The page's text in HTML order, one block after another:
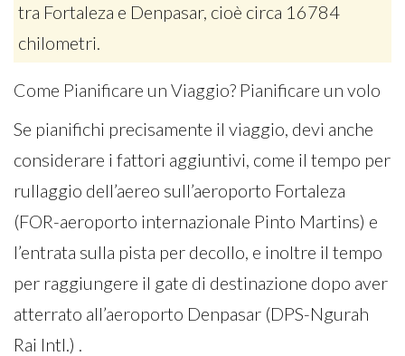
tra Fortaleza e Denpasar, cioè circa 16784
chilometri.
Come Pianificare un Viaggio? Pianificare un volo
Se pianifichi precisamente il viaggio, devi anche
considerare i fattori aggiuntivi, come il tempo per
rullaggio dell’aereo sull’aeroporto Fortaleza
(FOR-aeroporto internazionale Pinto Martins) e
l’entrata sulla pista per decollo, e inoltre il tempo
per raggiungere il gate di destinazione dopo aver
atterrato all’aeroporto Denpasar (DPS-Ngurah
Rai Intl.) .